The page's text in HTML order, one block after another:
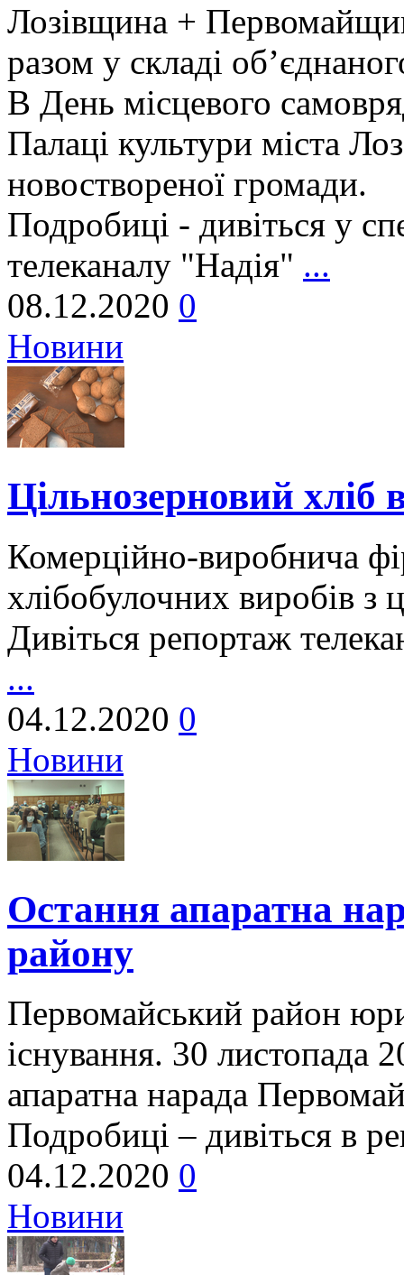
Лозівщина +
разом у складі
В День місцевого
Палаці культури міста
новоствореної громади.
Подробиці - дивіться у
телеканалу "Надія" ...
08.12.2020 0
Новини
Цільнозерновий хліб
Комерційно-виробнича
хлібобулочних виробів з
Дивіться репортаж
...
04.12.2020 0
Новини
Остання апаратна
району
Первомайський район
існування. 30 листопада
апаратна нарада
Подробиці – дивіться в
04.12.2020 0
Новини